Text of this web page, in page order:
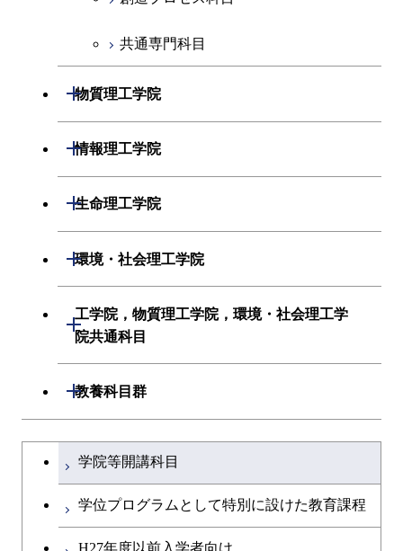
共通専門科目
物質理工学院
開閉
材料系
初年次専門科目
共通専門科目
情報理工学院
開閉
数理・計算科学系
初年次専門科目
創造プロセス科目
共通専門科目
生命理工学院
開閉
生命理工学系
創造プロセス科目
共通専門科目
環境・社会理工学院
開閉
建築学系
融合理工学系
初年次専門科目
工学院，物質理工学院，環境・社会理工学
院共通科目
開閉
工学院，物質理工学院，環境・社会
教養科目群
開閉
文系教養科目
英語科目
第二外国語科目
学士課程を切り替える
学院等開講科目
学位プログラムとして特別に設けた教育課程
H27年度以前入学者向け